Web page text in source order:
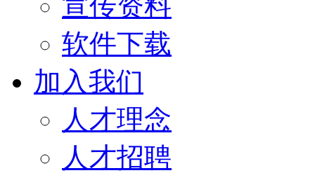
软件下载
加入我们
人才理念
人才招聘